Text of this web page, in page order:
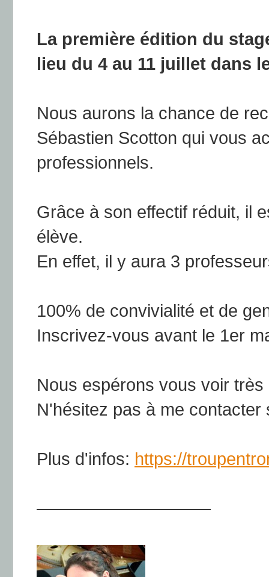
La première édition du
lieu du 4 au 11 juillet dans
Nous aurons la chance de
Sébastien Scotton qui vous
professionnels.
Grâce à son effectif réduit, il
élève.
En effet, il y aura 3
100% de convivialité et de
Inscrivez-vous avant le 1er
Nous espérons vous voir très
N'hésitez pas à me
Plus d'infos: https://
——————————